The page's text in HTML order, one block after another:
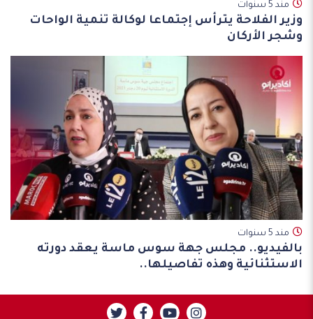
مند 5 سنوات
وزير الفلاحة يترأس إجتماعا لوكالة تنمية الواحات
وشجر الأركان
مند 5 سنوات
بالفيديو.. مجلس جهة سوس ماسة يعقد دورته
الاستثنائية وهذه تفاصيلها..